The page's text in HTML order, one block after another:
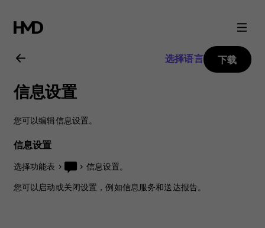
Nokia
105
(2017)
用
户
指
选择语言 下载
信息设置
您可以编辑信息设置。
信息设置
选择功能表 > > 信息设置。
您可以启动或关闭设置，例如信息服务和送达报告。